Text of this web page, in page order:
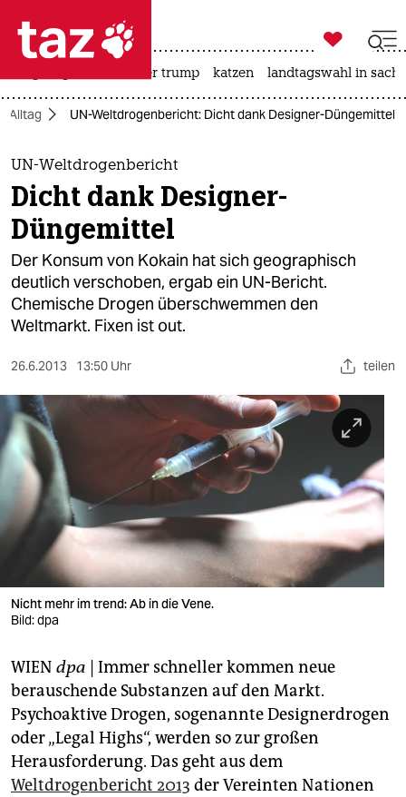
 taz zahl ich
taz zahl ich
themen
politik
öko
gesellschaft
kultur
sport
berlin
nord
wahrheit
verlag
verlag
veranstaltungen
fragen & hilfe
unterstützen
abo
genossenschaft

taz zahl ich
usa unter trump katzen landtagswahl in
Alltag UN-Weltdrogenbericht: Dicht dank Designer-Düngemittel
UN-Weltdrogenbericht
Dicht dank Designer-
Düngemittel
Der Konsum von Kokain hat sich geographisch
deutlich verschoben, ergab ein UN-Bericht.
Chemische Drogen überschwemmen den
Weltmarkt. Fixen ist out.
26.6.2013 13:50 Uhr teilen
Nicht mehr im trend: Ab in die Vene.
Bild: dpa
WIEN dpa | Immer schneller kommen neue
berauschende Substanzen auf den Markt.
Psychoaktive Drogen, sogenannte Designerdrogen
oder „Legal Highs“, werden so zur großen
Herausforderung. Das geht aus dem
Weltdrogenbericht 2013 der Vereinten Nationen